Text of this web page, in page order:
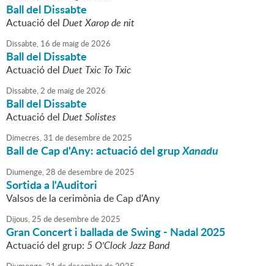
Ball del Dissabte
Actuació del Duet Xarop de nit
Dissabte, 16 de maigde2026
Ball del Dissabte
Actuació del Duet Txic To Txic
Dissabte,2 de maigde2026
Ball del Dissabte
Actuació del Duet Solistes
Dimecres,31 dedesembrede2025
Ball de Cap d'Any: actuació del grupXanadu
Diumenge,28 dedesembrede2025
Sortida a l'Auditori
Valsos de la cerimònia de Cap d'Any
Dijous,25 dedesembrede2025
Gran Concert i ballada de Swing - Nadal 2025
Actuació del grup: 5 O'Clock Jazz Band